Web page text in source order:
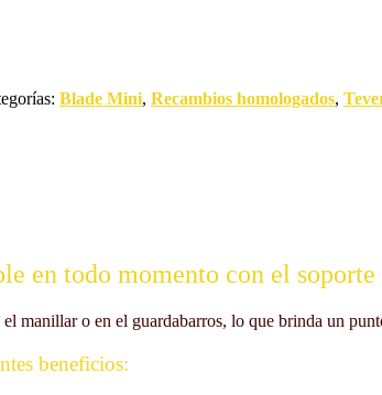
Blade Mini, Recambios homologados,
en todo momento con el
manillar o en el guardabarros, lo que brinda un
beneficios: